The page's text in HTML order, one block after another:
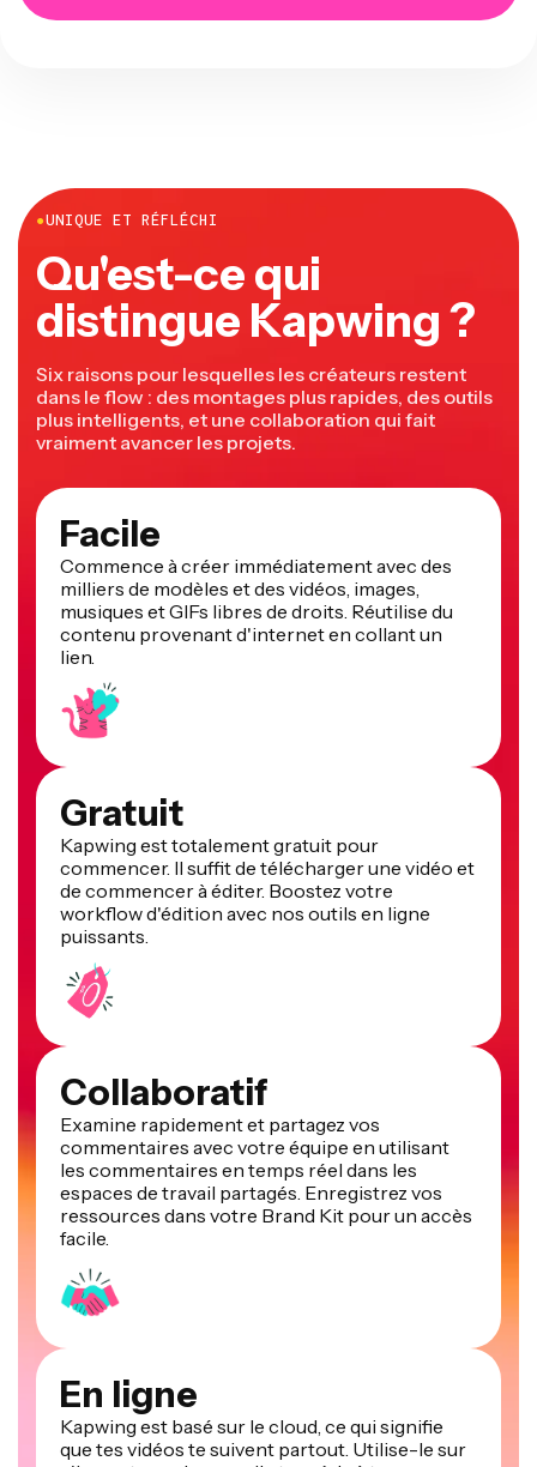
●UNIQUE ET RÉFLÉCHI
Qu'est-ce qui
distingue Kapwing ?
Six raisons pour lesquelles les créateurs restent
dans le flow : des montages plus rapides, des outils
plus intelligents, et une collaboration qui fait
vraiment avancer les projets.
Facile
Commence à créer immédiatement avec des
milliers de modèles et des vidéos, images,
musiques et GIFs libres de droits. Réutilise du
contenu provenant d'internet en collant un
lien.
Gratuit
Kapwing est totalement gratuit pour
commencer. Il suffit de télécharger une vidéo et
de commencer à éditer. Boostez votre
workflow d'édition avec nos outils en ligne
puissants.
Collaboratif
Examine rapidement et partagez vos
commentaires avec votre équipe en utilisant
les commentaires en temps réel dans les
espaces de travail partagés. Enregistrez vos
ressources dans votre Brand Kit pour un accès
facile.
En ligne
Kapwing est basé sur le cloud, ce qui signifie
que tes vidéos te suivent partout. Utilise-le sur